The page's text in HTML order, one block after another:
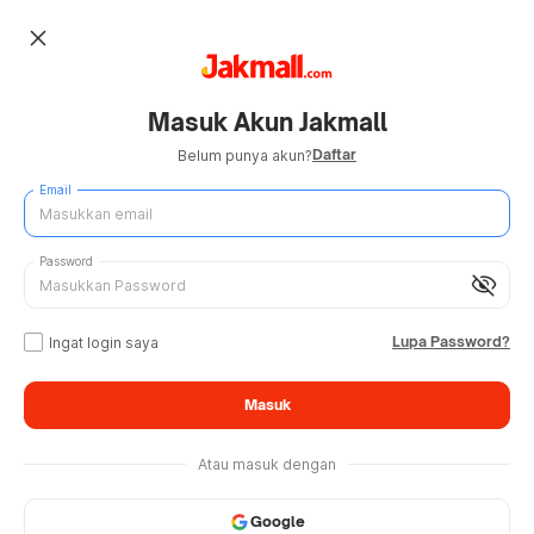
close
Masuk Akun Jakmall
Belum punya akun?Daftar
Email
visibility_off
Password
Ingat login saya Lupa Password?
Masuk
Atau masuk dengan
Google